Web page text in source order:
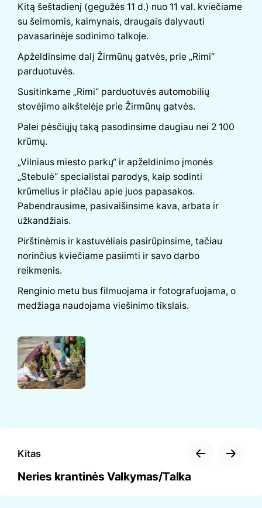
Kitą šeštadienį (gegužės 11 d.) nuo 11 val. kviečiame
su šeimomis, kaimynais, draugais dalyvauti
pavasarinėje sodinimo talkoje.
Apželdinsime dalį Žirmūnų gatvės, prie „Rimi“
parduotuvės.
Susitinkame „Rimi“ parduotuvės automobilių
stovėjimo aikštelėje prie Žirmūnų gatvės.
Palei pėsčiųjų taką pasodinsime daugiau nei 2 100
krūmų.
„Vilniaus miesto parkų“ ir apželdinimo įmonės
„Stebulė“ specialistai parodys, kaip sodinti
krūmelius ir plačiau apie juos papasakos.
Pabendrausime, pasivaišinsime kava, arbata ir
užkandžiais.
Pirštinėmis ir kastuvėliais pasirūpinsime, tačiau
norinčius kviečiame pasiimti ir savo darbo
reikmenis.
Renginio metu bus filmuojama ir fotografuojama, o
medžiaga naudojama viešinimo tikslais.
Kitas
Neries krantinės Valkymas/Talka